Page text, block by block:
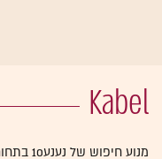
Kabel
מנוע חיפוש של נענע10 בתחום הלוחות